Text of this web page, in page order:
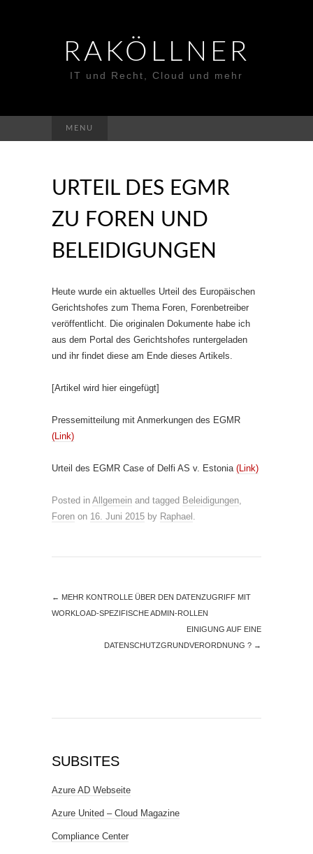
RAKÖLLNER
IT und Recht, Cloud und mehr
MENU
nach:
URTEIL DES EGMR
ZU FOREN UND
BELEIDIGUNGEN
Heute wurde ein aktuelles Urteil des Europäischen
Gerichtshofes zum Thema Foren, Forenbetreiber
veröffentlicht. Die originalen Dokumente habe ich
aus dem Portal des Gerichtshofes runtergeladen
und ihr findet diese am Ende dieses Artikels.
[Artikel wird hier eingefügt]
Pressemitteilung mit Anmerkungen des EGMR
(Link)
Urteil des EGMR Case of Delfi AS v. Estonia (Link)
Posted in Allgemein and tagged Beleidigungen,
Foren on 16. Juni 2015 by Raphael .
← MEHR KONTROLLE ÜBER DEN DATENZUGRIFF MIT
WORKLOAD-SPEZIFISCHE ADMIN-ROLLEN
EINIGUNG AUF EINE
DATENSCHUTZGRUNDVERORDNUNG ? →
SUBSITES
Azure AD Webseite
Azure United – Cloud Magazine
Compliance Center